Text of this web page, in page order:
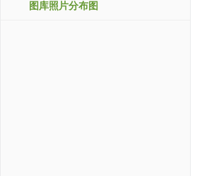
图库照片分布图